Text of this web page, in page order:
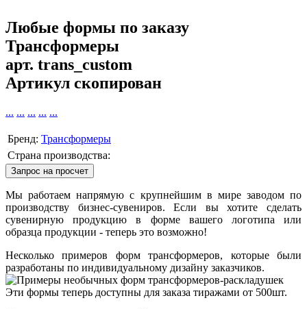
Любые формы по заказу
Трансформеры
арт. trans_custom
Артикул скопирован
... ... ... ... ...
Бренд: Трансформеры
Страна производства:
Запрос на просчет
Мы работаем напрямую с крупнейшим в мире заводом по
производству бизнес-сувениров. Если вы хотите сделать
сувенирную продукцию в форме вашего логотипа или
образца продукции - теперь это возможно!
Несколько примеров форм трансформеров, которые были
разработаны по индивидуальному дизайну заказчиков.
Эти формы теперь доступны для заказа тиражами от 500шт.